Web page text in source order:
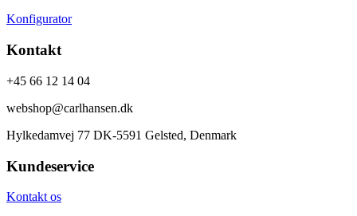
Konfigurator
Kontakt
+45 66 12 14 04
webshop@carlhansen.dk
Hylkedamvej 77 DK-5591 Gelsted, Denmark
Kundeservice
Kontakt os